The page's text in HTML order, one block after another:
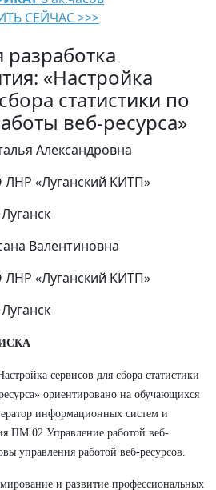
СЕЙЧАС >>>
«Настройка
статистики по
веб-ресурса»
Александровна
«Луганский КИТП»
Валентиновна
«Луганский КИТП»
сервисов для сбора статистики
ориентировано на обучающихся
информационных систем и
ПМ.02 Управление работой веб-
управления работой веб-ресурсов.
и развитие профессиональных